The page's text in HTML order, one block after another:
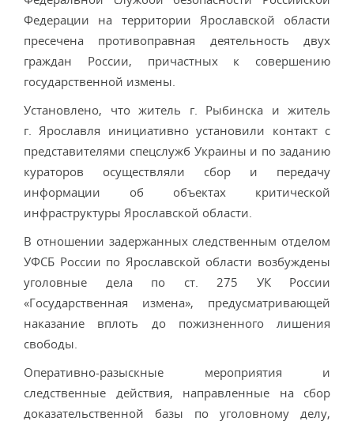
Федерации на территории Ярославской области
пресечена противоправная деятельность двух
граждан России, причастных к совершению
государственной измены.
Установлено, что житель г. Рыбинска и житель
г. Ярославля инициативно установили контакт с
представителями спецслужб Украины и по заданию
кураторов осуществляли сбор и передачу
информации об объектах критической
инфраструктуры Ярославской области.
В отношении задержанных следственным отделом
УФСБ России по Ярославской области возбуждены
уголовные дела по ст. 275 УК России
«Государственная измена», предусматривающей
наказание вплоть до пожизненного лишения
свободы.
Оперативно-разыскные мероприятия и
следственные действия, направленные на сбор
доказательственной базы по уголовному делу,